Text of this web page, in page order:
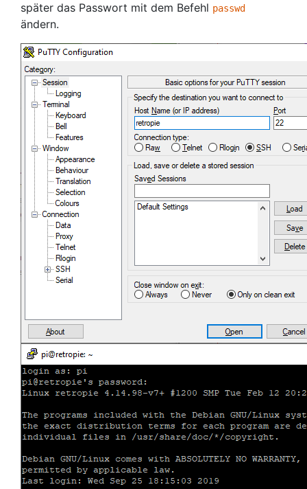
später das Passwort mit dem Befehl passwd
ändern.